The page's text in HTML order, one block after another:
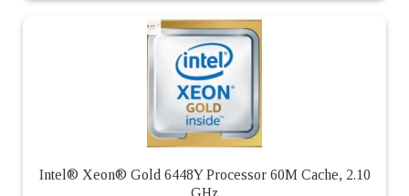
Intel® Xeon® Gold 6448Y Processor 60M Cache, 2.10
GHz